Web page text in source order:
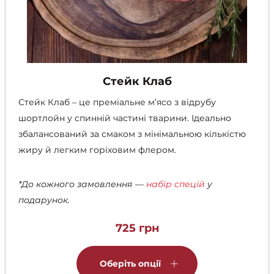
Стейк Клаб
Стейк Клаб – це преміальне м’ясо з відрубу
шортлойн у спинній частині тварини. Ідеально
збалансований за смаком з мінімальною кількістю
жиру й легким горіховим флером.
*До кожного замовлення — набір спецій у
подарунок.
725 грн
Оберіть опції